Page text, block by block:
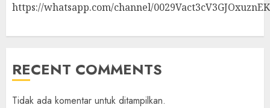
https://whatsapp.com/channel/
RECENT COMMENTS
Tidak ada komentar untuk ditampilkan.